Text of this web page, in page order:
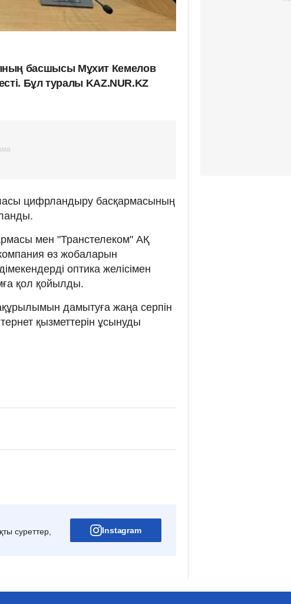
басшысы Мұхит Кемелов
Бұл туралы KAZ.NUR.KZ
цифрландыру басқармасының
мен "Транстелеком" АҚ
өз жобаларын
оптика желісімен
қол қойылды.
дамытуға жаңа серпін
қызметтерін ұсынуды
суреттер,
Instagram